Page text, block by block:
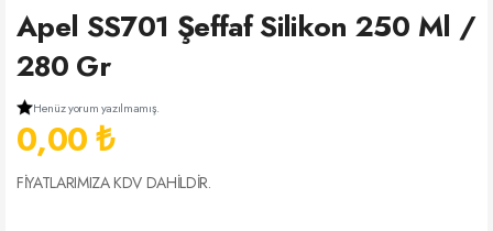
Apel SS701 Şeffaf Silikon 250 Ml /
280 Gr
Henüz yorum yazılmamış.
0,00 ₺
FİYATLARIMIZA KDV DAHİLDİR.